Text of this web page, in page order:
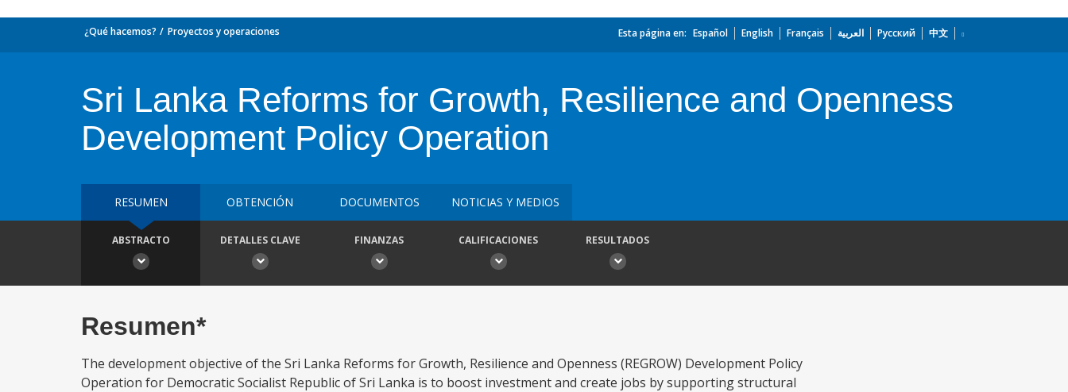
¿Qué hacemos? Proyectos y operaciones Esta página en: Español English Français العربية Русский 中文
Sri Lanka Reforms for Growth, Resilience and Openness
Development Policy Operation
RESUMEN OBTENCIÓN DOCUMENTOS NOTICIAS Y MEDIOS
ABSTRACTO DETALLES CLAVE FINANZAS CALIFICACIONES RESULTADOS
Resumen*
The development objective of the Sri Lanka Reforms for Growth, Resilience and Openness (REGROW) Development Policy
Operation for Democratic Socialist Republic of Sri Lanka is to boost investment and create jobs by supporting structural